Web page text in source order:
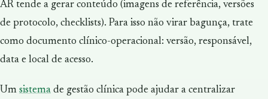
AR tende a gerar conteúdo (imagens de referência, versões
de protocolo, checklists). Para isso não virar bagunça, trate
como documento clínico-operacional: versão, responsável,
data e local de acesso.
Um sistema de gestão clínica pode ajudar a centralizar